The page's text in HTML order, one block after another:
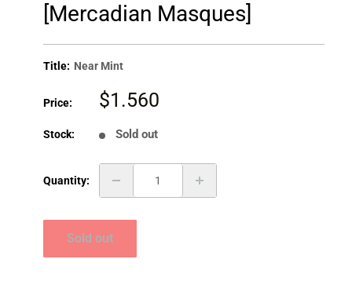
[Mercadian Masques]
Title: Near Mint
Price:
Sale
$1.560
Stock: Sold out
Quantity:
Sold out